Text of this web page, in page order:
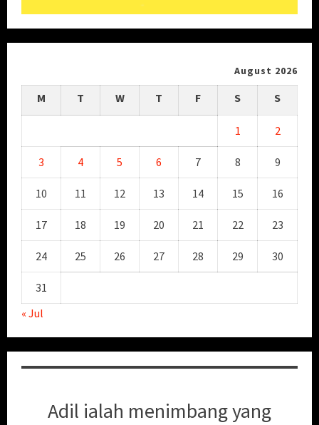
August 2026
M T W T F S S
1 2
3 4 5 6 7 8 9
10 11 12 13 14 15 16
17 18 19 20 21 22 23
24 25 26 27 28 29 30
31
« Jul
Adil ialah menimbang yang